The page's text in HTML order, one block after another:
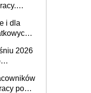
po
i dla
2026
po